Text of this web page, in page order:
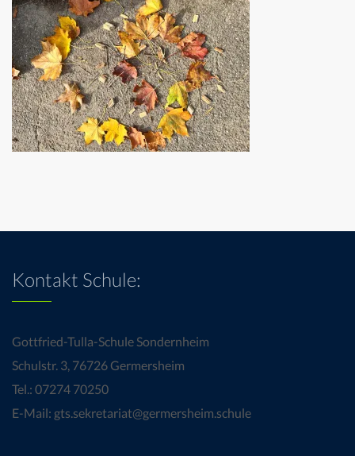
Kontakt Schule:
Gottfried-Tulla-Schule Sondernheim
Schulstr. 3, 76726 Germersheim
Tel.: 07274 70250
E-Mail: gts.sekretariat@germersheim.schule